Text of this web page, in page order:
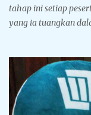
tahap ini setiap
yang ia tuangkan
ditindaklanjuti
menyandang titel
perusahaan
pemerintahan,